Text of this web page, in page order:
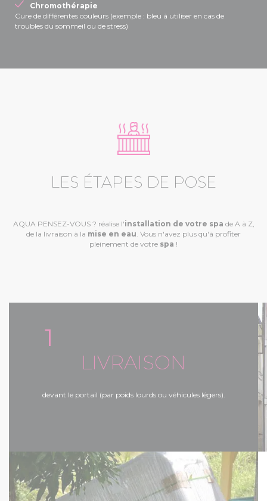
Chromothérapie
Cure de différentes couleurs (exemple : bleu à utiliser en cas de
troubles du sommeil ou de stress)
LES ÉTAPES DE POSE
AQUA PENSEZ-VOUS ? réalise l'installation de votre spa de A à Z,
de la livraison à la mise en eau . Vous n'avez plus qu'à profiter
pleinement de votre spa !
LIVRAISON
devant le portail (par poids lourds ou véhicules légers).
1